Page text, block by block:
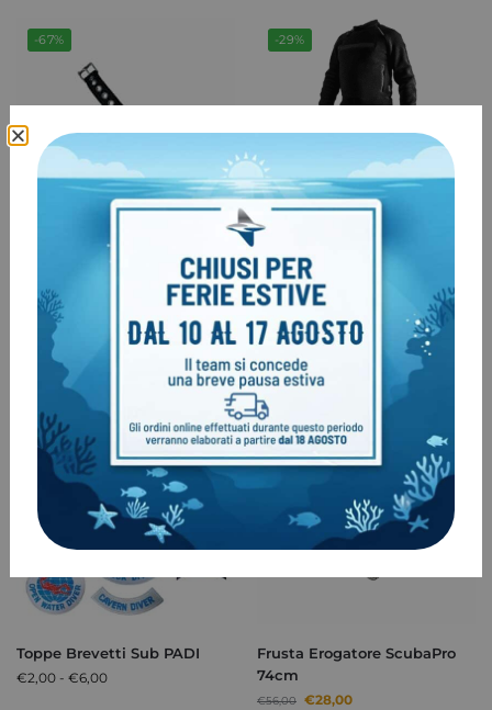
-67%
Prolunga per cinturino NATO
15,00
-29%
Prodotto esaurito
Sottomuta Santi KANGO
Polartec DEMO taglia LS
€299,00
Toppe Brevetti Sub PADI
€2,00 - €6,00
-50%
Frusta Erogatore ScubaPro
74cm
€56,00 €28,00